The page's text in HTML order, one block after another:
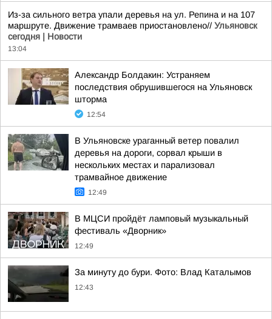
Из-за сильного ветра упали деревья на ул. Репина и на 107
маршруте. Движение трамваев приостановлено// Ульяновск
сегодня | Новости
13:04
Александр Болдакин: Устраняем
последствия обрушившегося на Ульяновск
шторма
12:54
В Ульяновске ураганный ветер повалил
деревья на дороги, сорвал крыши в
нескольких местах и парализовал
трамвайное движение
12:49
В МЦСИ пройдёт ламповый музыкальный
фестиваль «Дворник»
12:49
За минуту до бури. Фото: Влад Каталымов
12:43